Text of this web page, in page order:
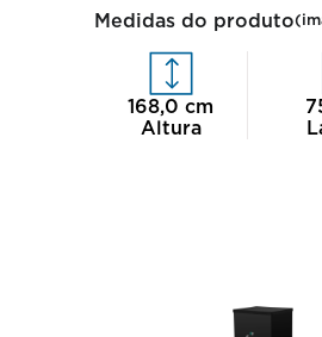
Medidas do produto
168,0 cm
Altura